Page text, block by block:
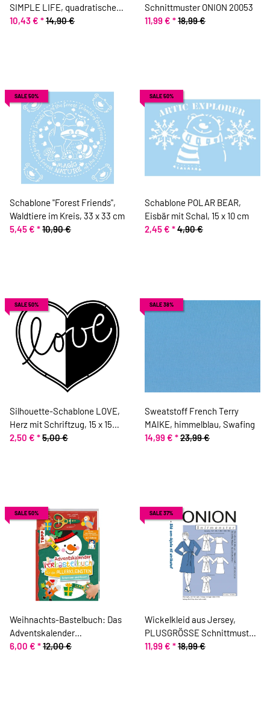
SIMPLE LIFE, quadratischer
Quilt, Moda Fabrics
10,43 € *14,90 €
Schnittmuster ONION 20053
11,99 € *18,99 €
SALE 50%
Schablone "Forest Friends",
Waldtiere im Kreis, 33 x 33 cm
5,45 € *10,90 €
SALE 50%
Schablone POLAR BEAR,
Eisbär mit Schal, 15 x 10 cm
2,45 € *4,90 €
SALE 50%
Silhouette-Schablone LOVE,
Herz mit Schriftzug, 15 x 15
cm
2,50 € *5,00 €
SALE 38%
Sweatstoff French Terry
MAIKE, himmelblau, Swafing
14,99 € *23,99 €
SALE 50%
Weihnachts-Bastelbuch: Das
Adventskalender
Verbastelbuch für die
6,00 € *12,00 €
SALE 37%
Wickelkleid aus Jersey,
PLUSGRÖSSE Schnittmuster
ONION 9021
11,99 € *18,99 €